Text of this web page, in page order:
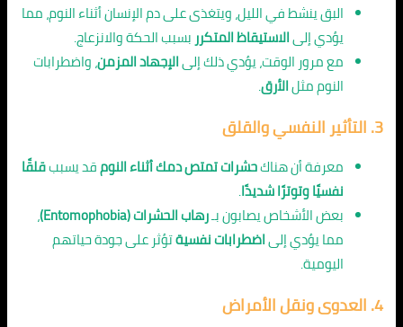
البق ينشط في الليل، ويتغذى على دم الإنسان أثناء النوم، مما
يؤدي إلىالاستيقاظ المتكرر بسبب الحكة والانزعاج.
مع مرور الوقت، يؤدي ذلك إلىالإجهاد المزمن، واضطرابات
النوم مثلالأرق.
3. التأثير النفسي والقلق
معرفة أن هناكحشرات تمتص دمك أثناء النومقد يسببقلقًا
نفسيًا وتوترًا شديدًا.
بعض الأشخاص يصابون بـرهاب الحشرات (Entomophobia)
،
مما يؤدي إلىاضطرابات نفسيةتؤثر على جودة حياتهم
اليومية.
4. العدوى ونقل الأمراض